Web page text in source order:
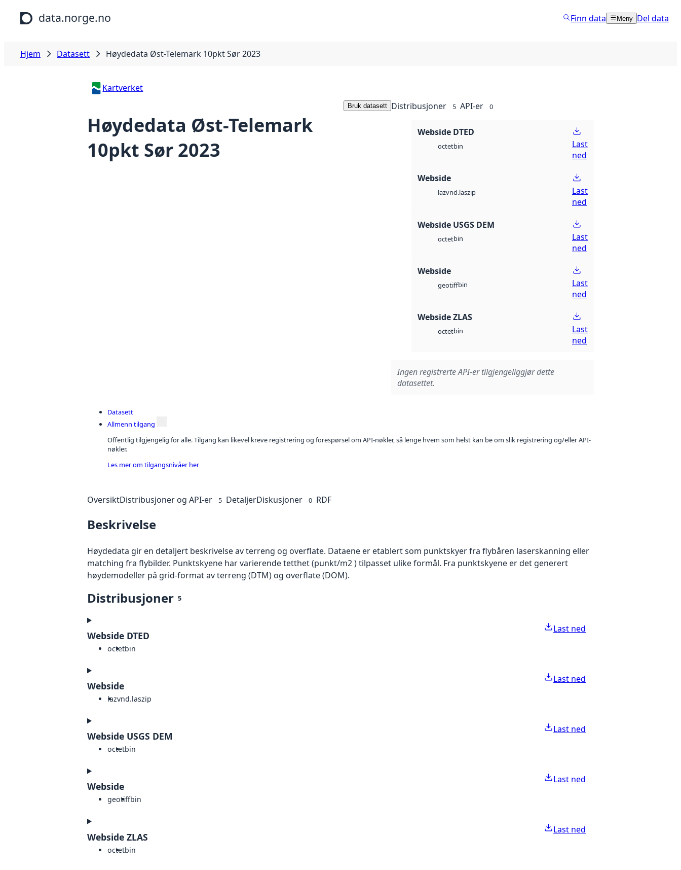
Hopp til hovedinnhold
data.norge.no Finn data Meny Del data
Hjem Datasett Høydedata Øst-Telemark 10pkt Sør 2023
Kartverket
Høydedata Øst-Telemark
10pkt Sør 2023
Bruk datasett Distribusjoner 5 API-er 0
Webside DTED
octetbin
Last
ned
Webside
lazvnd.laszip
Last
ned
Webside USGS DEM
octetbin
Last
ned
Webside
geotiffbin
Last
ned
Webside ZLAS
octetbin
Last
ned
Ingen registrerte API-er tilgjengeliggjør dette
datasettet.
Datasett
Allmenn tilgang
Offentlig tilgjengelig for alle. Tilgang kan likevel kreve registrering og forespørsel om API-nøkler, så lenge hvem som helst kan be om slik registrering og/eller API-
nøkler.
Les mer om tilgangsnivåer her
OversiktDistribusjoner og API-er 5 DetaljerDiskusjoner 0 RDF
Beskrivelse
Høydedata gir en detaljert beskrivelse av terreng og overflate. Dataene er etablert som punktskyer fra flybåren laserskanning eller
matching fra flybilder. Punktskyene har varierende tetthet (punkt/m2 ) tilpasset ulike formål. Fra punktskyene er det generert
høydemodeller på grid-format av terreng (DTM) og overflate (DOM).
Distribusjoner 5
Webside DTED
octetbin
Last ned
Webside
lazvnd.laszip
Last ned
Webside USGS DEM
octetbin
Last ned
Webside
geotiffbin
Last ned
Webside ZLAS
octetbin
Last ned